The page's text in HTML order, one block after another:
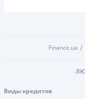
Finance.ua
Виды кредитов